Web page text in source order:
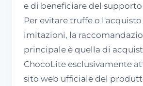
e di beneficiare del
Per evitare truffe o l'acquisto
imitazioni, la
principale è quella di
ChocoLite esclusivamente
sito web ufficiale del